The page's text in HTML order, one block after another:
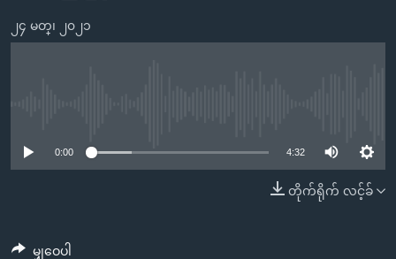
ကျော်
ကြည့်
အမေရိကန်သုံးအီဒီယံ
အပတ်စဉ်ကဏ္ဍများ
၂၄ မတ္၊ ၂၀၂၁
0:00 4:32
တိုက်ရိုက် လင့်ခ်
မျှဝေပါ